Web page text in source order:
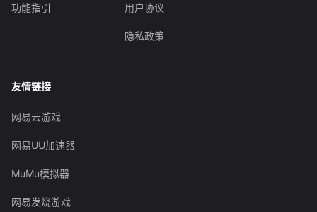
功能指引 用户协议
隐私政策
友情链接
网易云游戏
网易UU加速器
MuMu模拟器
网易发烧游戏